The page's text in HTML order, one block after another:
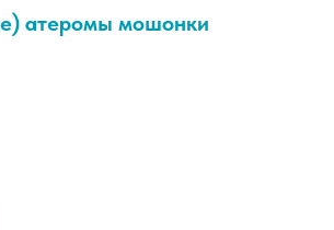
атеромы мошонки